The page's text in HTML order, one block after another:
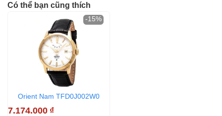
Có thể bạn cũng thích
Orient Nam TFD0J002W0
7.174.000 ₫
-15%